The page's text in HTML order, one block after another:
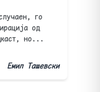
го
од
но...
Емил Ташевски